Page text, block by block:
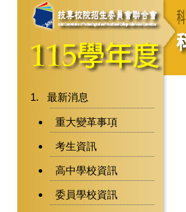
最新消息
重大變革事項
考生資訊
高中學校資訊
委員學校資訊